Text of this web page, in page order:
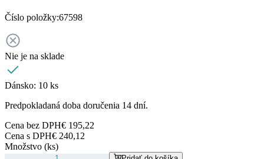
Číslo položky:67598
Nie je na sklade
Dánsko: 10 ks
Predpokladaná doba doručenia 14 dní.
Cena bez DPH€ 195,22
Cena s DPH€ 240,12
Množstvo (ks)